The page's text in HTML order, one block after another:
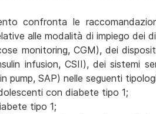
confronta le
alle modalità di impiego dei
monitoring, CGM), dei
infusion, CSII), dei sistemi
pump, SAP) nelle seguenti
con diabete tipo 1;
tipo 1;